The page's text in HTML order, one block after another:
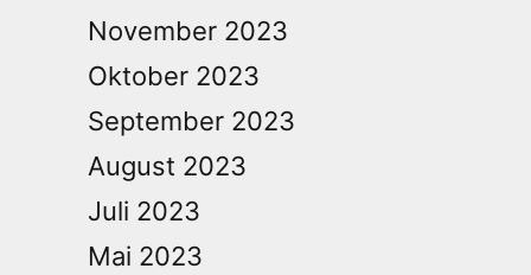
November 2023
Oktober 2023
September 2023
August 2023
Juli 2023
Mai 2023